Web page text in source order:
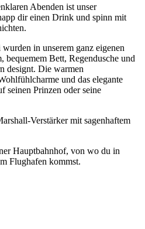
Abenden ist unser
dir einen Drink und spinn mit
in unserem ganz eigenen
Bett, Regendusche und
designt. Die warmen
und das elegante
seinen Prinzen oder seine
Verstärker mit sagenhaftem
Hauptbahnhof, von wo du in
Flughafen kommst.